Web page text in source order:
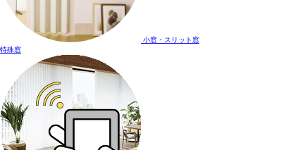
小窓・スリット窓
特殊窓